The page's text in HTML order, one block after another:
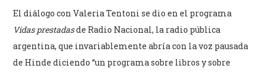
El diálogo con Valeria Tentoni se dio en el programa
Vidas prestadasde Radio Nacional, la radio pública
argentina, que invariablemente abría con la voz pausada
de Hinde diciendo “un programa sobre libros y sobre